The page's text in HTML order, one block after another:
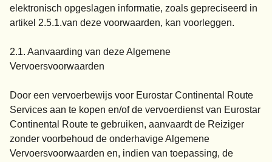
elektronisch opgeslagen informatie, zoals gepreciseerd in
artikel 2.5.1.van deze voorwaarden, kan voorleggen.
2.1. Aanvaarding van deze Algemene
Vervoersvoorwaarden
Door een vervoerbewijs voor Eurostar Continental Route
Services aan te kopen en/of de vervoerdienst van Eurostar
Continental Route te gebruiken, aanvaardt de Reiziger
zonder voorbehoud de onderhavige Algemene
Vervoersvoorwaarden en, indien van toepassing, de